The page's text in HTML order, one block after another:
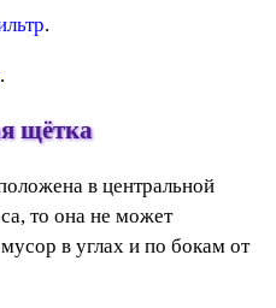
.
.
щётка
в центральной
то она не может
в углах и по бокам от